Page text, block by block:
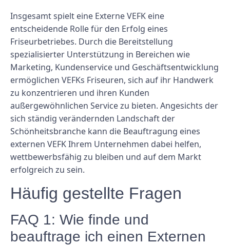
Insgesamt spielt eine Externe VEFK eine
entscheidende Rolle für den Erfolg eines
Friseurbetriebes. Durch die Bereitstellung
spezialisierter Unterstützung in Bereichen wie
Marketing, Kundenservice und Geschäftsentwicklung
ermöglichen VEFKs Friseuren, sich auf ihr Handwerk
zu konzentrieren und ihren Kunden
außergewöhnlichen Service zu bieten. Angesichts der
sich ständig verändernden Landschaft der
Schönheitsbranche kann die Beauftragung eines
externen VEFK Ihrem Unternehmen dabei helfen,
wettbewerbsfähig zu bleiben und auf dem Markt
erfolgreich zu sein.
Häufig gestellte Fragen
FAQ 1: Wie finde und
beauftrage ich einen Externen